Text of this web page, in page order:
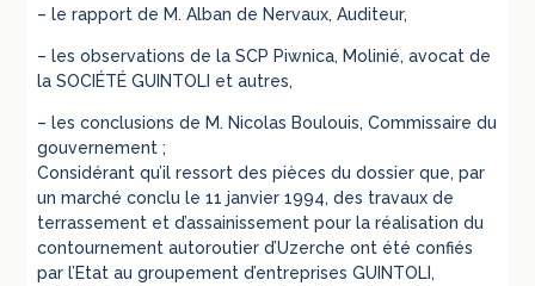
– le rapport de M. Alban de Nervaux, Auditeur,
– les observations de la SCP Piwnica, Molinié, avocat de
la SOCIÉTÉ GUINTOLI et autres,
– les conclusions de M. Nicolas Boulouis, Commissaire du
gouvernement ;
Considérant qu’il ressort des pièces du dossier que, par
un marché conclu le 11 janvier 1994, des travaux de
terrassement et d’assainissement pour la réalisation du
contournement autoroutier d’Uzerche ont été confiés
par l’Etat au groupement d’entreprises GUINTOLI,